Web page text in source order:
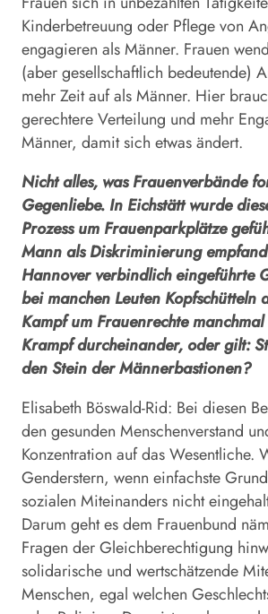
Kinderbetreuung oder Pflege von
engagieren als Männer. Frauen
(aber gesellschaftlich bedeutende)
mehr Zeit auf als Männer. Hier
gerechtere Verteilung und mehr
Männer, damit sich etwas ändert.
Nicht alles, was Frauenverbände
Gegenliebe. In Eichstätt wurde
Prozess um Frauenparkplätze
Mann als Diskriminierung
Hannover verbindlich eingeführte
bei manchen Leuten Kopfschütteln
Kampf um Frauenrechte
Krampf durcheinander, oder gilt:
den Stein der Männerbas­tionen?
Elisabeth Böswald-Rid: Bei diesen
den gesunden Menschenverstand
Konzentration auf das Wesentliche.
Genderstern, wenn einfachste
sozialen Miteinanders nicht
Darum geht es dem Frauenbund
Fragen der Gleichberechtigung
solidarische und wertschätzende
Menschen, egal welchen